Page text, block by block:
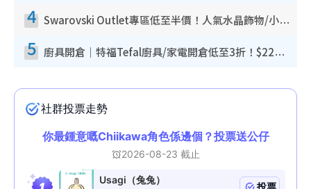
4 Swarovski Outlet專區低至半價！人氣水晶飾物/小擺設$138起！迪士尼款/水晶高跟鞋都有平
5 廚具開倉｜特福Tefal廚具/家電開倉低至3折！$220起買平底鍋/炒鑊/湯煲！電飯煲/吸塵機/燙斗$418起